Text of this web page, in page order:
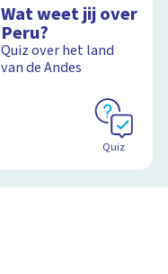
Wat weet jij over
Peru?
Quiz over het land
van de Andes
Quiz